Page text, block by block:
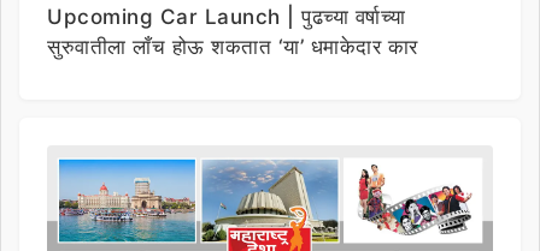
Upcoming Car Launch | पुढच्या वर्षाच्या
सुरुवातीला लाँच होऊ शकतात ‘या’ धमाकेदार कार